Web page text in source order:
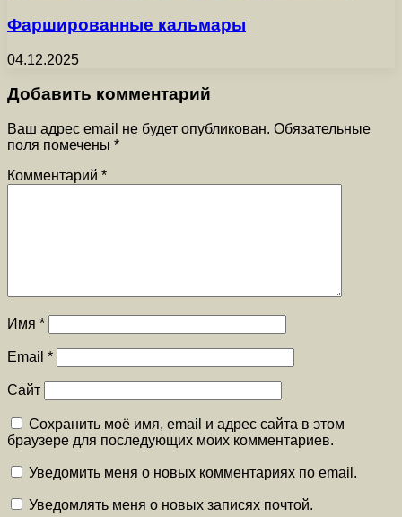
Фаршированные кальмары
04.12.2025
Добавить комментарий
Ваш адрес email не будет опубликован. Обязательные
поля помечены *
Комментарий *
Имя *
Email *
Сайт
Сохранить моё имя, email и адрес сайта в этом
браузере для последующих моих комментариев.
Уведомить меня о новых комментариях по email.
Уведомлять меня о новых записях почтой.